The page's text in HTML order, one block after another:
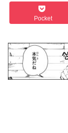
Pocket